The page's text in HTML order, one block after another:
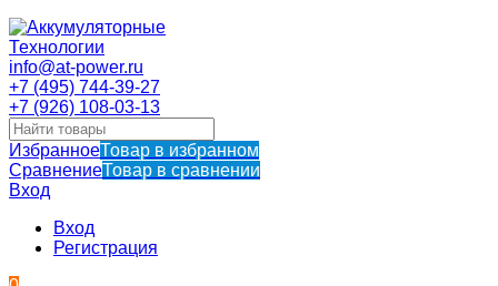
info@at-power.ru
+7 (495) 744-39-27
+7 (926) 108-03-13
ИзбранноеТовар в избранном
СравнениеТовар в сравнении
Вход
Вход
Регистрация